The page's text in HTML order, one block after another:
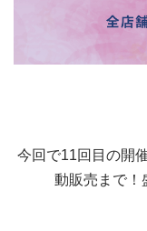
今回で11回目の開
動販売まで！